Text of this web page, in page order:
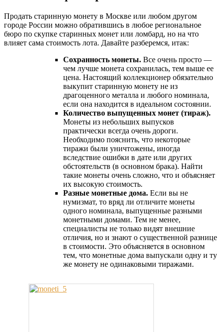
Продать старинную монету в Москве или любом другом
городе России можно обратившись в любое региональное
бюро по скупке старинных монет или ломбард, но на что
влияет сама стоимость лота. Давайте разберемся, итак:
Сохранность монеты. Все очень просто —
чем лучше монета сохранилась, тем выше ее
цена. Настоящий коллекционер обязательно
выкупит старинную монету не из
драгоценного металла и любого номинала,
если она находится в идеальном состоянии.
Количество выпущенных монет (тираж).
Монеты из небольших выпусков
практически всегда очень дороги.
Необходимо пояснить, что некоторые
тиражи были уничтожены, иногда
вследствие ошибки в дате или других
обстоятельств (в основном брака). Найти
такие монеты очень сложно, что и объясняет
их высокую стоимость.
Разные монетные дома. Если вы не
нумизмат, то вряд ли отличите монеты
одного номинала, выпущенные разными
монетными домами. Тем не менее,
специалисты не только видят внешние
отличия, но и знают о существенной разнице
в стоимости. Это объясняется в основном
тем, что монетные дома выпускали одну и ту
же монету не одинаковыми тиражами.